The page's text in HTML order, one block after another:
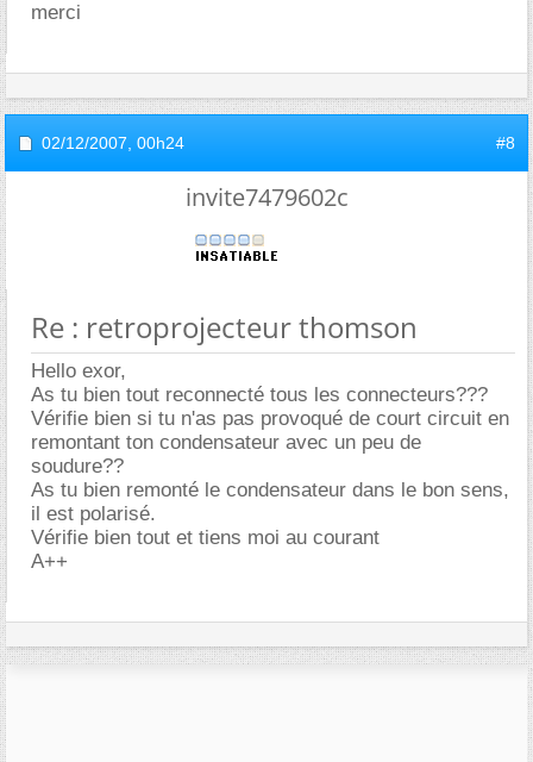
merci
02/12/2007, 00h24 #8
invite7479602c
Re : retroprojecteur thomson
Hello exor,
As tu bien tout reconnecté tous les connecteurs???
Vérifie bien si tu n'as pas provoqué de court circuit en
remontant ton condensateur avec un peu de
soudure??
As tu bien remonté le condensateur dans le bon sens,
il est polarisé.
Vérifie bien tout et tiens moi au courant
A++